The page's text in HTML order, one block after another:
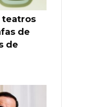
teatros
de
de